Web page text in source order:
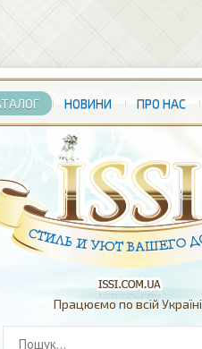
НОВИНИ ПРО НАС
Працюємо по всій Україні